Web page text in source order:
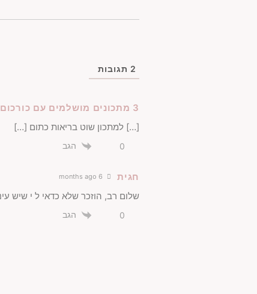
2 תגובות
3 מתכונים מושלמים עם כורכום לחיזוק הגוף - MoroHealth
[…] למתכון שוט בריאות כתום […]
0 הגב
חגית
שלום רב, הוזכר שלא כדאי ל י שיש
0 הגב